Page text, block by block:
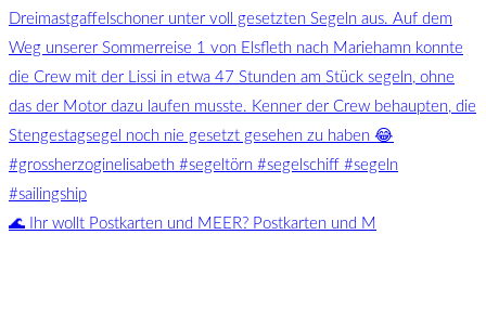
🌊 Ihr wollt Postkarten und MEER? Postkarten und M